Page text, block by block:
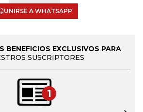
UNIRSE A WHATSAPP
BENEFICIOS EXCLUSIVOS PARA
SUSCRIPTORES
1